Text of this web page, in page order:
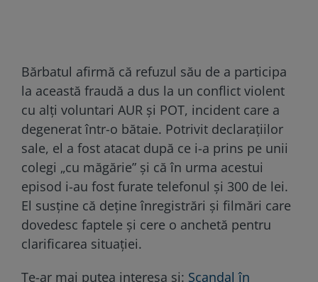
Bărbatul afirmă că refuzul său de a participa
la această fraudă a dus la un conflict violent
cu alți voluntari AUR și POT, incident care a
degenerat într-o bătaie. Potrivit declarațiilor
sale, el a fost atacat după ce i-a prins pe unii
colegi „cu măgărie” și că în urma acestui
episod i-au fost furate telefonul și 300 de lei.
El susține că deține înregistrări și filmări care
dovedesc faptele și cere o anchetă pentru
clarificarea situației.
Te-ar mai putea interesa și: Scandal în